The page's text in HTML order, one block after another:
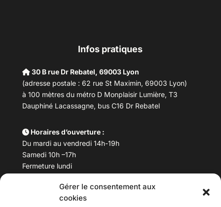
Gérer le consentement aux
cookies
Infos pratiques
30 B rue Dr Rebatel, 69003 Lyon
(adresse postale : 62 rue St Maximin, 69003 Lyon)
à 100 mètres du métro D Monplaisir Lumière, T3
Dauphiné Lacassagne, bus C16 Dr Rebatel
Horaires d’ouverture :
Du mardi au vendredi 14h-19h
Samedi 10h –17h
Fermeture lundi
Téléphone : 04 78 53 06 40
maisondesculturesasiatiques@asiexpo.com